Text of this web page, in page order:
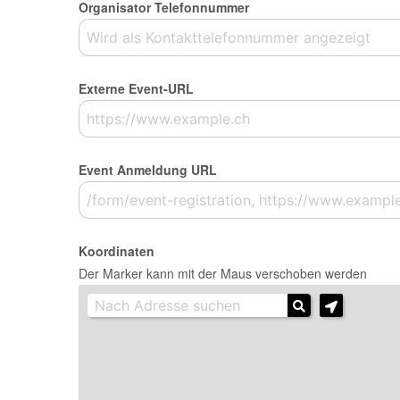
Organisator Telefonnummer
Externe Event-URL
Event Anmeldung URL
Koordinaten
Der Marker kann mit der Maus verschoben werden